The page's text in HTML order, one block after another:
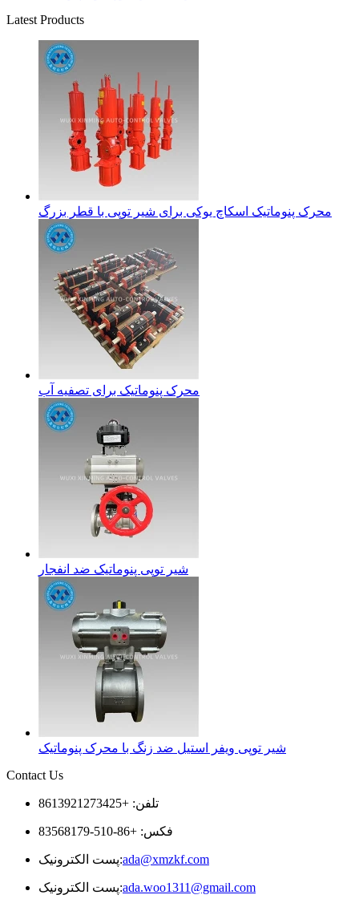
Latest Products
محرک پنوماتیک اسکاچ یوکی برای شیر توپی با قطر بزرگ
محرک پنوماتیک برای تصفیه آب
شیر توپی پنوماتیک ضد انفجار
شیر توپی ویفر استیل ضد زنگ با محرک پنوماتیک
Contact Us
تلفن: +8613921273425
فکس: +86-510-83568179
پست الکترونیک:ada@xmzkf.com
پست الکترونیک:ada.woo1311@gmail.com